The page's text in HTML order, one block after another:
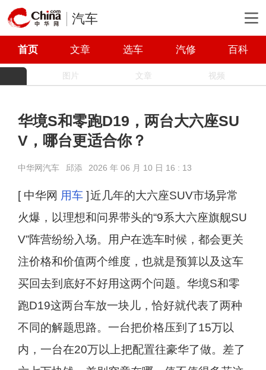
汽车
首页 文章 选车 汽修 百科
图片 文章 视频
华境S和零跑D19，两台大六座SU
V，哪台更适合你？
中华网汽车 邱添 2026 年 06 月 10 日 16 : 13
[ 中华网 用车] 近几年的大六座SUV市场异常
火爆，以理想和问界带头的“9系大六座旗舰SU
V”阵营纷纷入场。用户在选车时候，都会更关
注价格和价值两个维度，也就是预算以及这车
买回去到底好不好用这两个问题。华境S和零
跑D19这两台车放一块儿，恰好就代表了两种
不同的解题思路。一台把价格压到了15万以
内，一台在20万以上把配置往豪华了做。差了